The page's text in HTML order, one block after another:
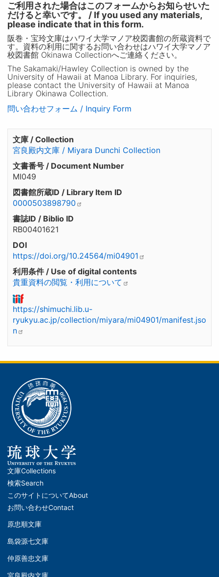
ご利用された場合はこのフォームからお知らせいた
だけると幸いです。 / If you used any materials,
please indicate that in this form.
阪巻・宝玲文庫はハワイ大学マノア校図書館の所蔵資料で
す。資料の利用に関するお問い合わせはハワイ大学マノア
校図書館 Okinawa Collectionへご連絡ください。
The Sakamaki/Hawley Collection is owned by the
University of Hawaii at Manoa Library. For inquiries,
please contact the University of Hawaii at Manoa
Library Okinawa Collection.
問い合わせフォーム / Inquiry Form
文庫 / Collection
宮良殿内文庫 / Miyara Dunchi Collection
文書番号 / Document Number
MI049
図書館所蔵ID / Library Item ID
0000503898790
書誌ID / Biblio ID
RB00401621
DOI
https://doi.org/10.24564/mi04901
利用条件 / Use of digital contents
貴重資料の閲覧・利用について
https://shimuchi.lib.u-
ryukyu.ac.jp/collection/miyara/mi04901/manifest.jso
n
メ
イ
ン
ナ
ビ
ー
文庫Collections
検索Search
このサイトについてAbout
お問い合わせContact
文
(Left)
原忠順文庫
島袋源七文庫
仲原善忠文庫
宮良殿内文庫